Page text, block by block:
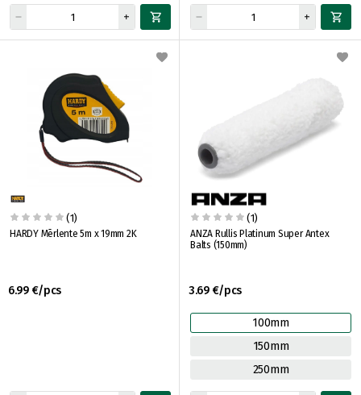
(1)
HARDY Mērlente 5m x 19mm 2K
6.99 €/pcs
(1)
ANZA Rullis Platinum Super Antex
Balts (150mm)
3.69 €/pcs
100mm
150mm
250mm